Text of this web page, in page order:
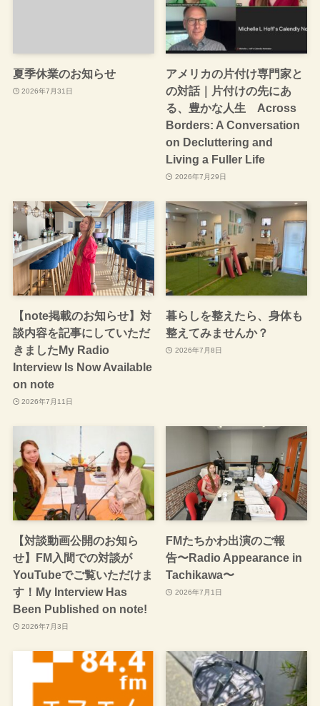
夏季休業のお知らせ
2026年7月31日
アメリカの片付け専門家と
の対話｜片付けの先にあ
る、豊かな人生 Across
Borders: A Conversation
on Decluttering and
Living a Fuller Life
2026年7月29日
【note掲載のお知らせ】対
談内容を記事にしていただ
きましたMy Radio
Interview Is Now Available
on note
2026年7月11日
暮らしを整えたら、身体も
整えてみませんか？
2026年7月8日
【対談動画公開のお知ら
せ】FM入間での対談が
YouTubeでご覧いただけま
す！My Interview Has
Been Published on note!
2026年7月3日
FMたちかわ出演のご報
告〜Radio Appearance in
Tachikawa〜
2026年7月1日